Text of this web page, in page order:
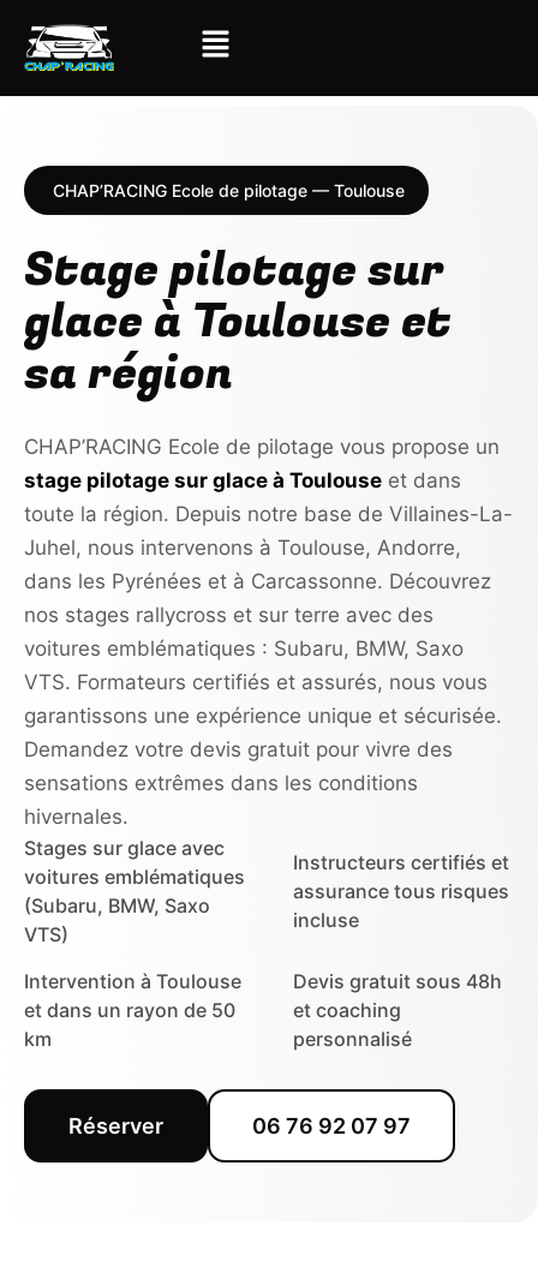
CHAP’RACING Ecole de pilotage — Toulouse
Stage pilotage sur
glace à Toulouse et
sa région
CHAP’RACING Ecole de pilotage vous propose un
stage pilotage sur glace à Toulouse et dans
toute la région. Depuis notre base de Villaines-La-
Juhel, nous intervenons à Toulouse, Andorre,
dans les Pyrénées et à Carcassonne. Découvrez
nos stages rallycross et sur terre avec des
voitures emblématiques : Subaru, BMW, Saxo
VTS. Formateurs certifiés et assurés, nous vous
garantissons une expérience unique et sécurisée.
Demandez votre devis gratuit pour vivre des
sensations extrêmes dans les conditions
hivernales.
Stages sur glace avec
voitures emblématiques
(Subaru, BMW, Saxo
VTS)
Instructeurs certifiés et
assurance tous risques
incluse
Intervention à Toulouse
et dans un rayon de 50
km
Devis gratuit sous 48h
et coaching
personnalisé
Réserver 06 76 92 07 97